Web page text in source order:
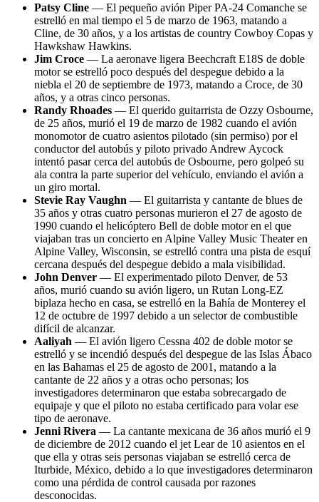
Patsy Cline — El pequeño avión Piper PA-24 Comanche se
estrelló en mal tiempo el 5 de marzo de 1963, matando a
Cline, de 30 años, y a los artistas de country Cowboy Copas y
Hawkshaw Hawkins.
Jim Croce — La aeronave ligera Beechcraft E18S de doble
motor se estrelló poco después del despegue debido a la
niebla el 20 de septiembre de 1973, matando a Croce, de 30
años, y a otras cinco personas.
Randy Rhoades — El querido guitarrista de Ozzy Osbourne,
de 25 años, murió el 19 de marzo de 1982 cuando el avión
monomotor de cuatro asientos pilotado (sin permiso) por el
conductor del autobús y piloto privado Andrew Aycock
intentó pasar cerca del autobús de Osbourne, pero golpeó su
ala contra la parte superior del vehículo, enviando el avión a
un giro mortal.
Stevie Ray Vaughn — El guitarrista y cantante de blues de
35 años y otras cuatro personas murieron el 27 de agosto de
1990 cuando el helicóptero Bell de doble motor en el que
viajaban tras un concierto en Alpine Valley Music Theater en
Alpine Valley, Wisconsin, se estrelló contra una pista de esquí
cercana después del despegue debido a mala visibilidad.
John Denver — El experimentado piloto Denver, de 53
años, murió cuando su avión ligero, un Rutan Long-EZ
biplaza hecho en casa, se estrelló en la Bahía de Monterey el
12 de octubre de 1997 debido a un selector de combustible
difícil de alcanzar.
Aaliyah — El avión ligero Cessna 402 de doble motor se
estrelló y se incendió después del despegue de las Islas Ábaco
en las Bahamas el 25 de agosto de 2001, matando a la
cantante de 22 años y a otras ocho personas; los
investigadores determinaron que estaba sobrecargado de
equipaje y que el piloto no estaba certificado para volar ese
tipo de aeronave.
Jenni Rivera — La cantante mexicana de 36 años murió el 9
de diciembre de 2012 cuando el jet Lear de 10 asientos en el
que ella y otras seis personas viajaban se estrelló cerca de
Iturbide, México, debido a lo que investigadores determinaron
como una pérdida de control causada por razones
desconocidas.